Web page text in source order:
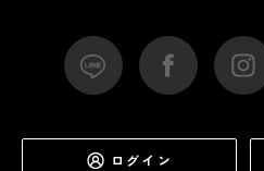
ログイン